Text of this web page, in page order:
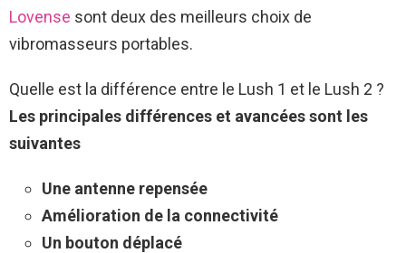
Lovense sont deux des meilleurs choix de
vibromasseurs portables.
Quelle est la différence entre le Lush 1 et le Lush 2 ?
Les principales différences et avancées sont les
suivantes
Une antenne repensée
Amélioration de la connectivité
Un bouton déplacé